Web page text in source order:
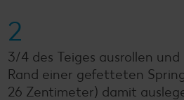
2
3/4 des Teiges ausrollen
Rand einer gefetteten
26 Zentimeter) damit